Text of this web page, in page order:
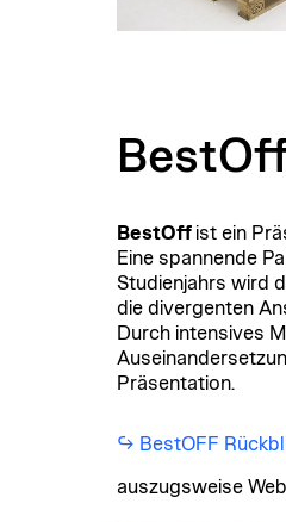
BestOff ist ein
Eine spannende
Studienjahrs wird
die divergenten
Durch intensives
Präsentation.
↪︎ BestOFF
auszugsweise